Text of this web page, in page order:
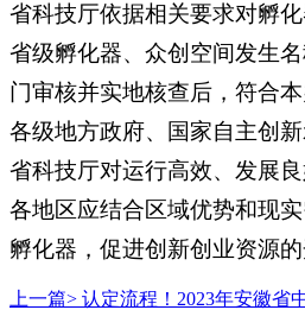
省科技厅依据相关要求对孵
省级孵化器、众创空间发生
门审核并实地核查后，符合
各级地方政府、国家自主创
省科技厅对运行高效、发展
各地区应结合区域优势和现
孵化器，促进创新创业资源
上一篇> 认定流程！2023年安徽省